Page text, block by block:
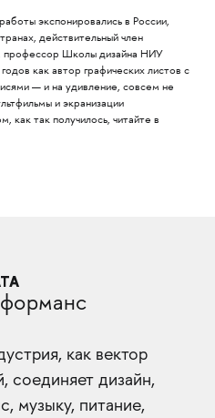
экспонировались в России,
действительный член
профессор Школы дизайна НИУ
как автор графических листов с
— и на удивление, совсем не
и экранизации
как так получилось, читайте в
как вектор
соединяет дизайн,
музыку, питание,